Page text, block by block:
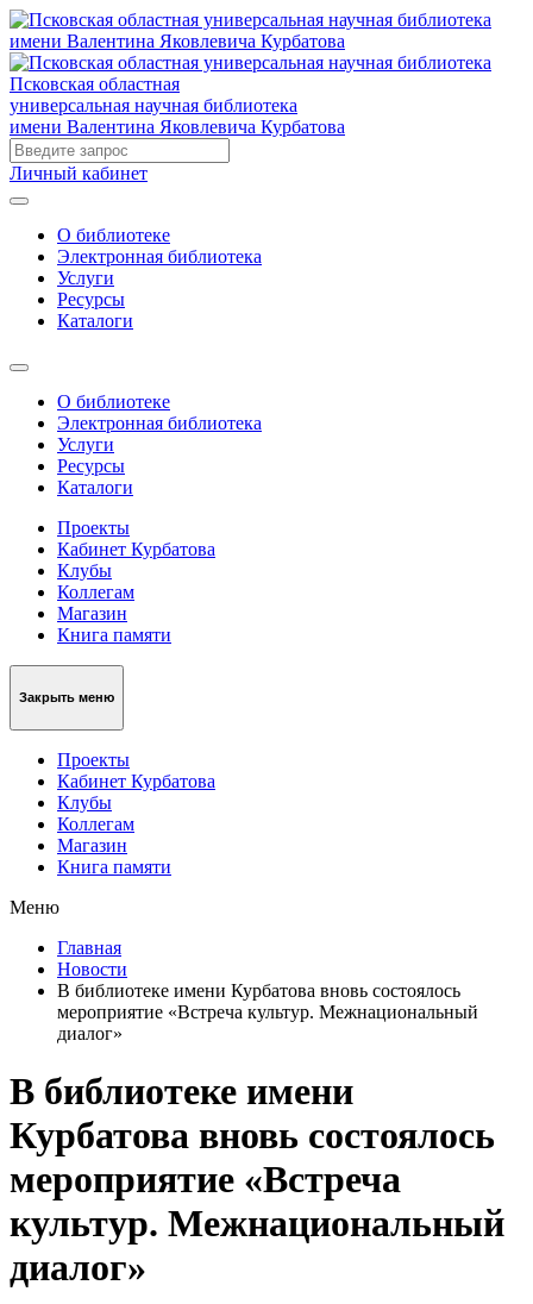
Псковская областная
универсальная научная библиотека
имени Валентина Яковлевича Курбатова
Личный кабинет
О библиотеке
Электронная библиотека
Услуги
Ресурсы
Каталоги
О библиотеке
Электронная библиотека
Услуги
Ресурсы
Каталоги
Проекты
Кабинет Курбатова
Клубы
Коллегам
Магазин
Книга памяти
Закрыть меню
Проекты
Кабинет Курбатова
Клубы
Коллегам
Магазин
Книга памяти
Меню
Главная
Новости
В библиотеке имени Курбатова вновь состоялось
мероприятие «Встреча культур. Межнациональный
диалог»
В библиотеке имени
Курбатова вновь состоялось
мероприятие «Встреча
культур. Межнациональный
диалог»